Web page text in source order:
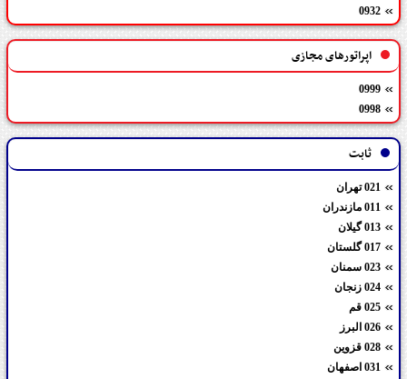
0932
اپراتورهای مجازی
0999
0998
ثابت
021 تهران
011 مازندران
013 گیلان
017 گلستان
023 سمنان
024 زنجان
025 قم
026 البرز
028 قزوین
031 اصفهان